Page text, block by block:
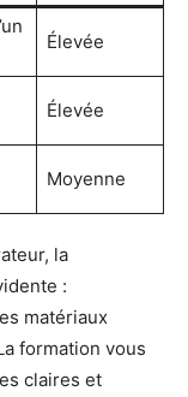
Élevée
Élevée
Moyenne
la
:
matériaux
formation vous
claires et